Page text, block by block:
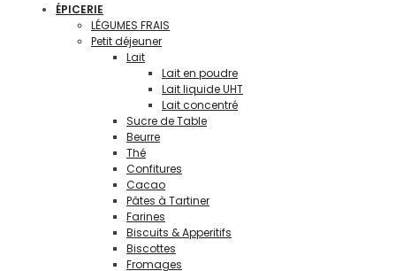
ÉPICERIE
LÉGUMES FRAIS
Petit déjeuner
Lait
Lait en poudre
Lait liquide UHT
Lait concentré
Sucre de Table
Beurre
Thé
Confitures
Cacao
Pâtes à Tartiner
Farines
Biscuits & Apperitifs
Biscottes
Fromages